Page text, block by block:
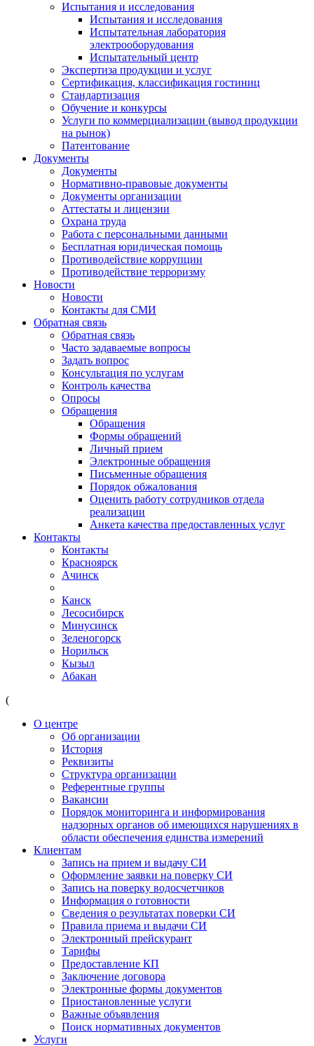
Испытания и исследования
Испытания и исследования
Испытательная лаборатория
электрооборудования
Испытательный центр
Экспертиза продукции и услуг
Сертификация, классификация гостиниц
Стандартизация
Обучение и конкурсы
Услуги по коммерциализации (вывод продукции
на рынок)
Патентование
Документы
Документы
Нормативно-правовые документы
Документы организации
Аттестаты и лицензии
Охрана труда
Работа с персональными данными
Бесплатная юридическая помощь
Противодействие коррупции
Противодействие терроризму
Новости
Новости
Контакты для СМИ
Обратная связь
Обратная связь
Часто задаваемые вопросы
Задать вопрос
Консультация по услугам
Контроль качества
Опросы
Обращения
Обращения
Формы обращений
Личный прием
Электронные обращения
Письменные обращения
Порядок обжалования
Оценить работу сотрудников отдела
реализации
Анкета качества предоставленных услуг
Контакты
Контакты
Красноярск
Ачинск
Канск
Лесосибирск
Минусинск
Зеленогорск
Норильск
Кызыл
Абакан
(
О центре
Об организации
История
Реквизиты
Структура организации
Референтные группы
Вакансии
Порядок мониторинга и информирования
надзорных органов об имеющихся нарушениях в
области обеспечения единства измерений
Клиентам
Запись на прием и выдачу СИ
Оформление заявки на поверку СИ
Запись на поверку водосчетчиков
Информация о готовности
Сведения о результатах поверки СИ
Правила приема и выдачи СИ
Электронный прейскурант
Тарифы
Предоставление КП
Заключение договора
Электронные формы документов
Приостановленные услуги
Важные объявления
Поиск нормативных документов
Услуги